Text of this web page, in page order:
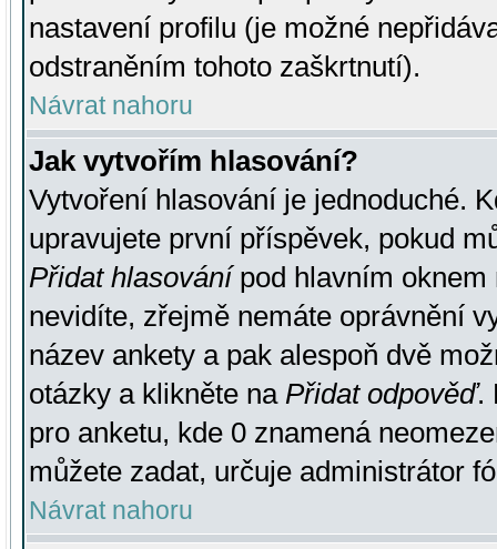
nastavení profilu (je možné
odstraněním tohoto zaškrtnutí).
Návrat nahoru
Jak vytvořím hlasování?
Vytvoření hlasování je jednoduché.
upravujete první příspěvek, pokud
Přidat hlasovánípod hlavním oknem
nevidíte, zřejmě nemáte oprávnění
název ankety a pak alespoň dvě
otázky a klikněte na Přidat odpověď.
pro anketu, kde 0 znamená
můžete zadat, určuje administrátor
Návrat nahoru